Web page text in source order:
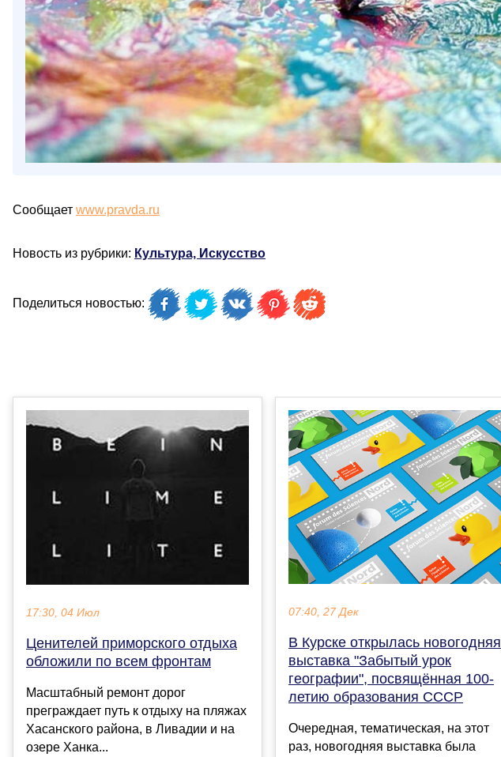
Сообщает www.pravda.ru
Новость из рубрики: Культура, Искусство
Поделиться новостью:
17:30, 04 Июл
Ценителей приморского отдыха
обложили по всем фронтам
Масштабный ремонт дорог
преграждает путь к отдыху на пляжах
Хасанского района, в Ливадии и на
озере Ханка...
07:40, 27 Дек
В Курске открылась новогодняя
выставка "Забытый урок
географии", посвящённая 100-
летию образования СССР
Очередная, тематическая, на этот
раз, новогодняя выставка была